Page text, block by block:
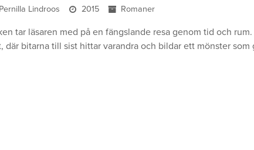
Pernilla Lindroos 2015 Romaner
tar läsaren med på en fängslande resa genom tid och
där bitarna till sist hittar varandra och bildar ett mönster